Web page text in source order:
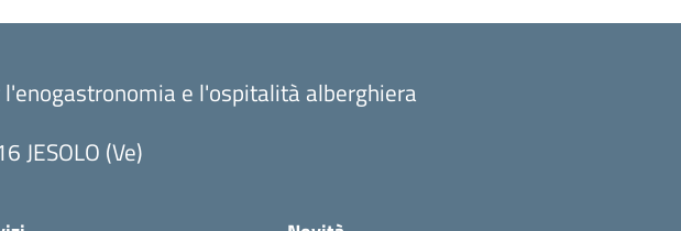
e l'ospitalità alberghiera
JESOLO (Ve)